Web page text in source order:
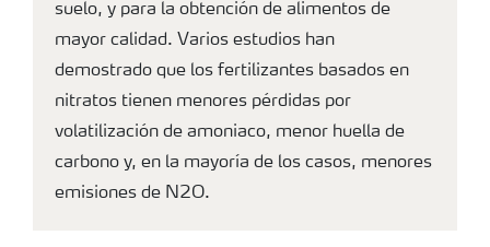
suelo, y para la obtención de alimentos de
mayor calidad. Varios estudios han
demostrado que los fertilizantes basados en
nitratos tienen menores pérdidas por
volatilización de amoniaco, menor huella de
carbono y, en la mayoría de los casos, menores
emisiones de N2O.